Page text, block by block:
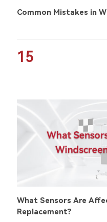
Common Mistakes in
15
What Sensors Are
Replacement?